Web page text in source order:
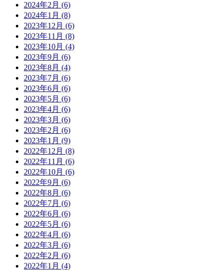
2024年2月 (6)
2024年1月 (8)
2023年12月 (6)
2023年11月 (8)
2023年10月 (4)
2023年9月 (6)
2023年8月 (4)
2023年7月 (6)
2023年6月 (6)
2023年5月 (6)
2023年4月 (6)
2023年3月 (6)
2023年2月 (6)
2023年1月 (9)
2022年12月 (8)
2022年11月 (6)
2022年10月 (6)
2022年9月 (6)
2022年8月 (6)
2022年7月 (6)
2022年6月 (6)
2022年5月 (6)
2022年4月 (6)
2022年3月 (6)
2022年2月 (6)
2022年1月 (4)